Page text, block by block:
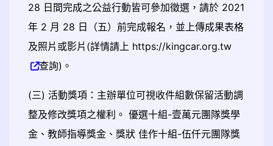
28 日間完成之公益行動皆可參加徵選，請於 2021
年 2 月 28 日（五）前完成報名，並上傳成果表格
及照片或影片(詳情請上 https://kingcar.org.tw
查詢)。
(三) 活動獎項：主辦單位可視收件組數保留活動調
整及修改獎項之權利。 優選十組-壹萬元團隊獎學
金、教師指導獎金、獎狀 佳作十組-伍仟元團隊獎